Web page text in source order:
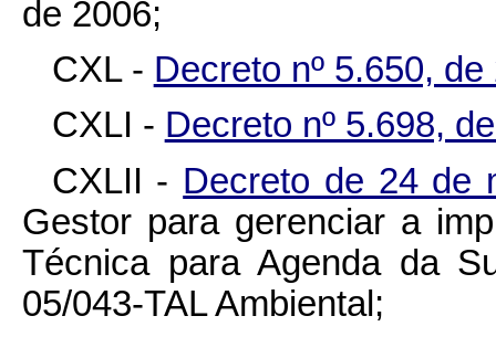
de 2006;
CXL - Decreto nº 5.650,
CXLI - Decreto nº 5.698,
CXLII - Decreto de 24 de
Gestor para gerenciar a
Técnica para Agenda da
05/043-TAL Ambiental;